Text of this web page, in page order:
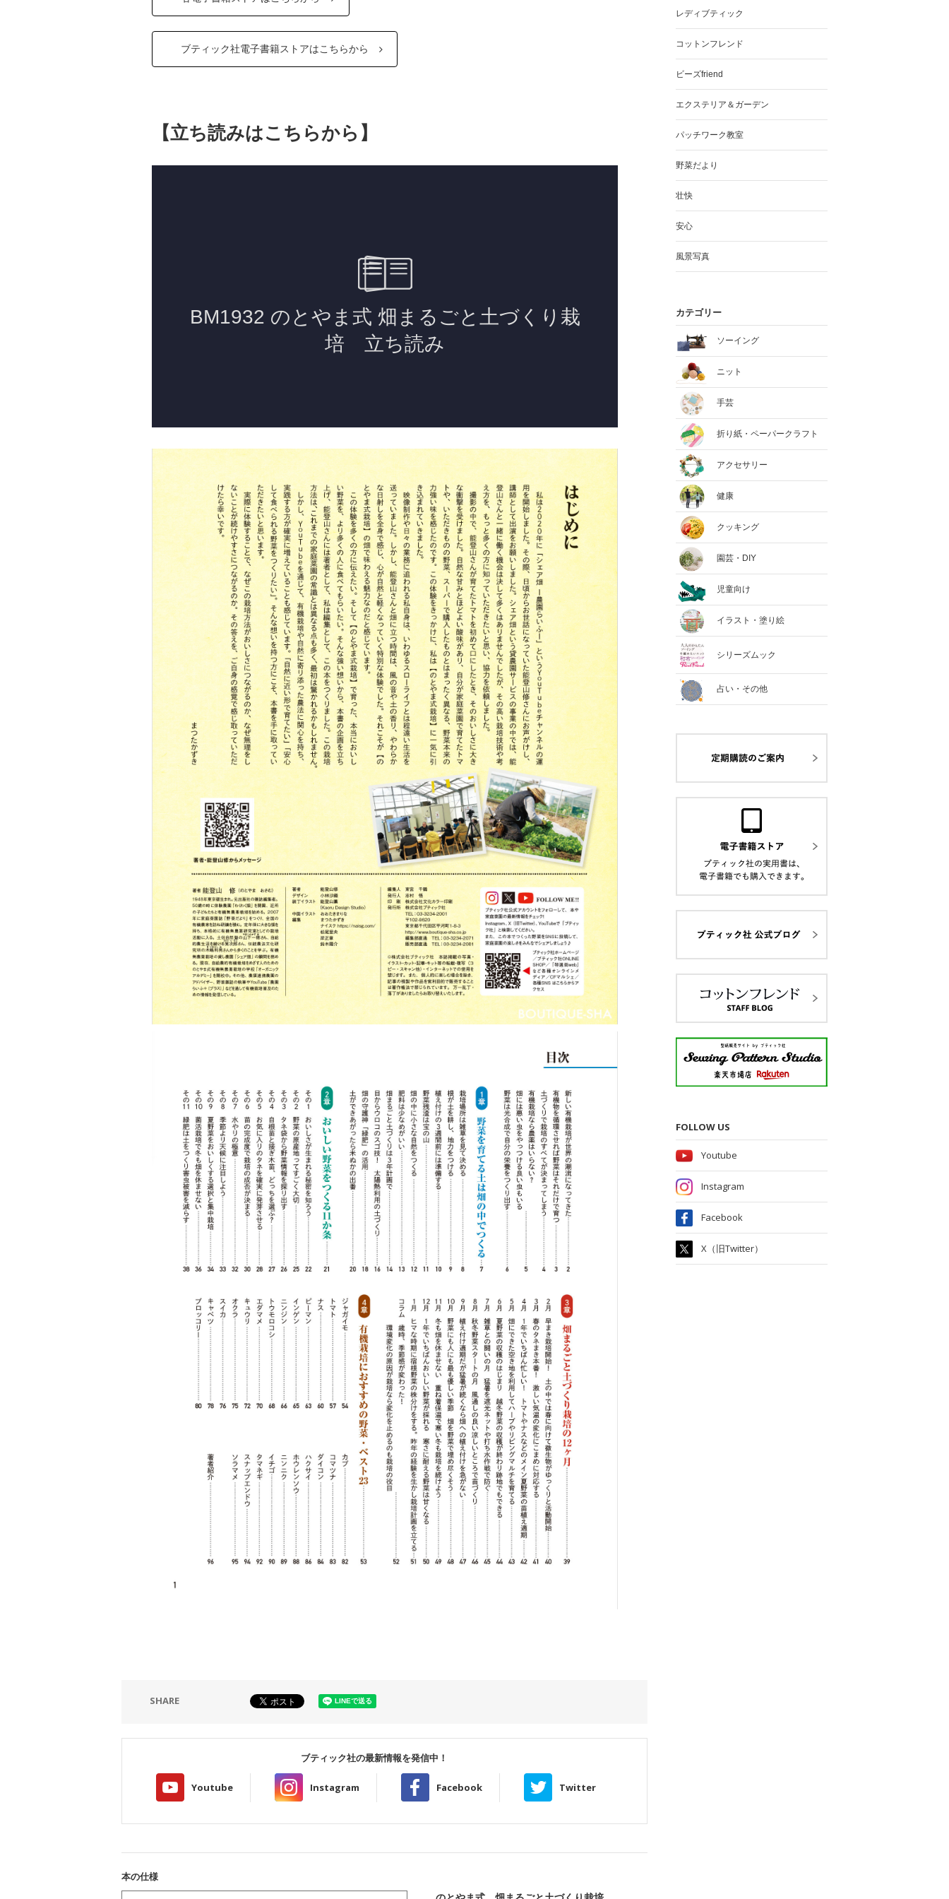
ブティック社電子書籍ストアはこちらから
【立ち読みはこちらから】
SHARE
ブティック社の最新情報を発信中！
Youtube Instagram Facebook Twitter
本の仕様
レディブティック
コットンフレンド
ビーズfriend
エクステリア＆ガーデン
パッチワーク教室
野菜だより
壮快
安心
風景写真
カテゴリー
ソーイング
ニット
手芸
折り紙・ペーパークラフト
アクセサリー
健康
クッキング
園芸・DIY
児童向け
イラスト・塗り絵
シリーズムック
占い・その他
FOLLOW US
Youtube
Instagram
Facebook
X（旧Twitter）